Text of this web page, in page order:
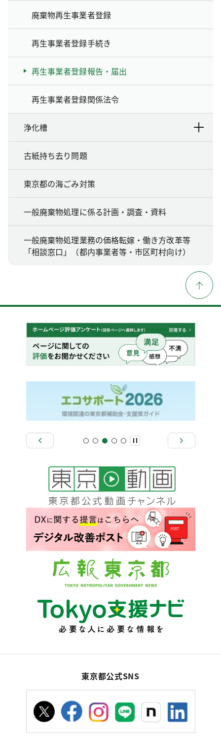
廃棄物再生事業者登録
再生事業者登録手続き
再生事業者登録報告・届出
再生事業者登録関係法令
浄化槽
古紙持ち去り問題
東京都の海ごみ対策
一般廃棄物処理に係る計画・調査・資料
一般廃棄物処理業務の価格転嫁・働き方改革等
「相談窓口」（都内事業者等・市区町村向け）
東京都公式SNS